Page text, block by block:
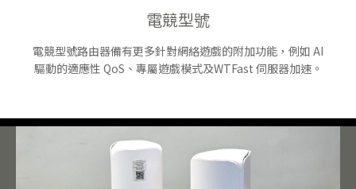
電競型號
電競型號路由器備有更多針對網絡遊戲的附加功能，例如 AI
驅動的適應性 QoS、專屬遊戲模式及WTFast 伺服器加速。